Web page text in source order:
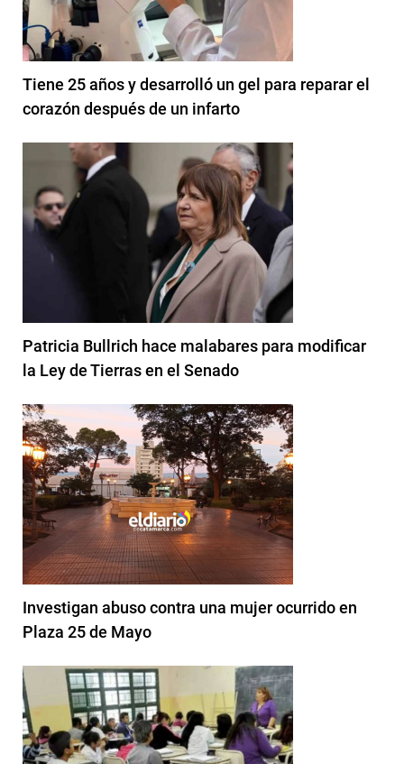
Tiene 25 años y desarrolló un gel para reparar el
corazón después de un infarto
Patricia Bullrich hace malabares para modificar
la Ley de Tierras en el Senado
Investigan abuso contra una mujer ocurrido en
Plaza 25 de Mayo